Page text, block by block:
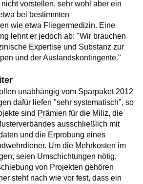
vorstellen, sehr wohl aber ein
bei bestimmten
wie etwa Fliegermedizin. Eine
lehnt er jedoch ab: "Wir brauchen
Expertise und Substanz zur
und der Auslandskontingente."
unabhängig vom Sparpaket 2012
dafür liefen "sehr systematisch", so
sind Prämien für die Miliz, die
ausschließlich mit
und die Erprobung eines
Um die Mehrkosten im
seien Umschichtungen nötig,
von Projekten gehören
steht nach wie vor fest, dass ein